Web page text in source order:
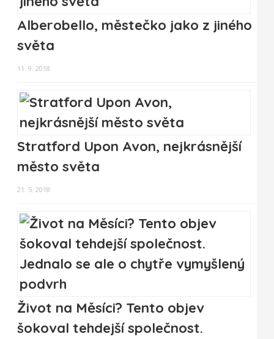
Alberobello, městečko jako z jiného
světa
11. 9. 2018
Stratford Upon Avon, nejkrásnější
město světa
21. 5. 2018
Život na Měsíci? Tento objev
šokoval tehdejší společnost.